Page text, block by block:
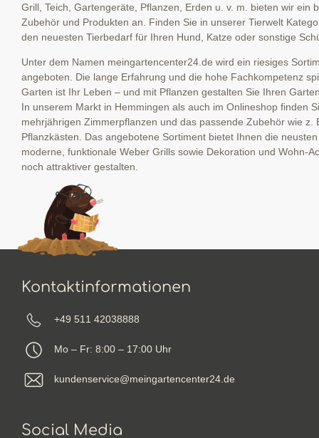
Grill, Teich, Gartengeräte, Pflanzen, Erden u. v. m. bieten wir ein
Zubehör und Produkten an. Finden Sie in unserer Tierwelt
den neuesten Tierbedarf für Ihren Hund, Katze oder sonstige
Unter dem Namen meingartencenter24.de wird ein riesiges
angeboten. Die lange Erfahrung und die hohe Fachkompetenz
Garten ist Ihr Leben – und mit Pflanzen gestalten Sie Ihren
In unserem Markt in Hemmingen als auch im Onlineshop finden
mehrjährigen Zimmerpflanzen und das passende Zubehör wie z.
Pflanzkästen. Das angebotene Sortiment bietet Ihnen die
moderne, funktionale Weber Grills sowie Dekoration und Wohn-
noch attraktiver gestalten.
Kontaktinformationen
+49 511 42038888
Mo – Fr: 8:00 – 17:00 Uhr
kundenservice@meingartencenter24.de
Social Media